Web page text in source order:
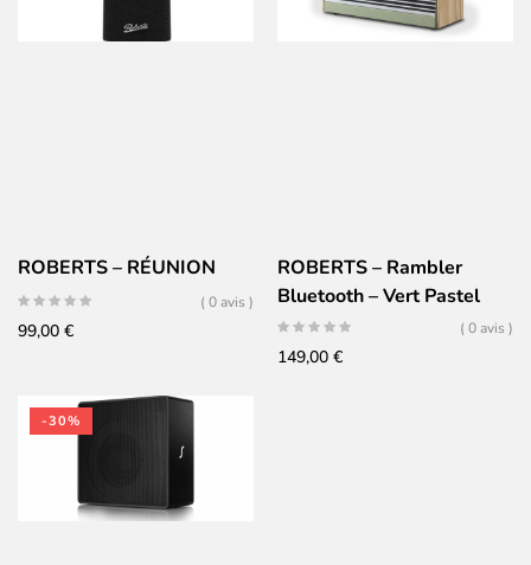
ROBERTS – RÉUNION
( 0 avis )
99,00 €
ROBERTS – Rambler
Bluetooth – Vert Pastel
( 0 avis )
149,00 €
-30%